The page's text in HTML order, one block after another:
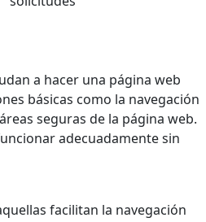
a hacer una página web
básicas como la navegación
seguras de la página web.
adecuadamente sin
facilitan la navegación